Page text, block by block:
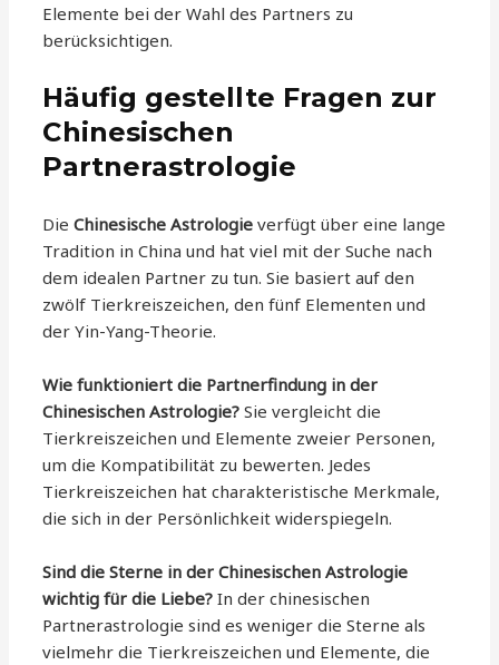
Elemente bei der Wahl des Partners zu
berücksichtigen.
Häufig gestellte Fragen zur
Chinesischen
Partnerastrologie
DieChinesische Astrologie verfügt über eine lange
Tradition in China und hat viel mit der Suche nach
dem idealen Partner zu tun. Sie basiert auf den
zwölf Tierkreiszeichen, den fünf Elementen und
der Yin-Yang-Theorie.
Wie funktioniert die Partnerfindung in der
Chinesischen Astrologie? Sie vergleicht die
Tierkreiszeichen und Elemente zweier Personen,
um die Kompatibilität zu bewerten. Jedes
Tierkreiszeichen hat charakteristische Merkmale,
die sich in der Persönlichkeit widerspiegeln.
Sind die Sterne in der Chinesischen Astrologie
wichtig für die Liebe? In der chinesischen
Partnerastrologie sind es weniger die Sterne als
vielmehr die Tierkreiszeichen und Elemente, die